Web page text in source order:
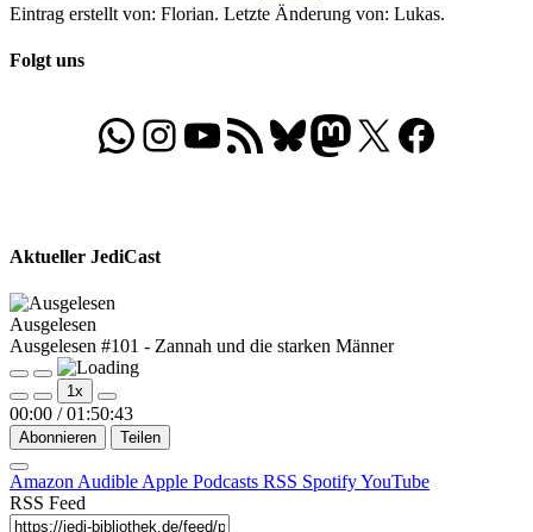
Eintrag erstellt von: Florian. Letzte Änderung von: Lukas.
Folgt uns
WhatsApp
Folgt uns auf Instagram
Besucht unseren YouTube-Kanal
RSS-FeedBluesky
Folgt uns auf Mastodon
X Folgt uns auf
Aktueller JediCast
Ausgelesen
Ausgelesen #101 - Zannah und die starken Männer
Play
Episode
Pause
Episode
1x
00:00 / 01:50:43
Abonnieren Teilen
Amazon Audible Apple Podcasts RSS SpotifyYouTube
RSS Feed